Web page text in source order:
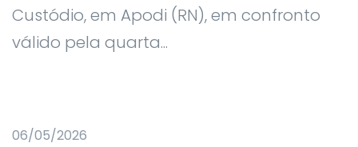
Custódio, em Apodi (RN), em confronto
válido pela quarta...
06/05/2026